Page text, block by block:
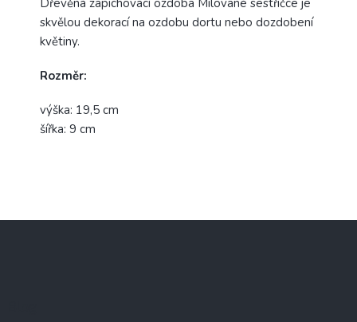
skvělou dekorací na ozdobu dortu nebo dozdobení
květiny.
Rozměr:
výška: 19,5 cm
šířka: 9 cm